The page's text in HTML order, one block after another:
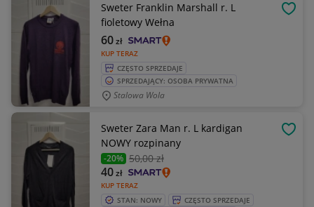
Sweter Franklin Marshall r. L
fioletowy Wełna
KUP TERAZ
60zł
CZĘSTO SPRZEDAJE
SPRZEDAJĄCY: OSOBA PRYWATNA
Stalowa Wola
Sweter Zara Man r. L kardigan
NOWY rozpinany
-20% 50,00 zł
KUP TERAZ
40zł
STAN: NOWY
CZĘSTO SPRZEDAJE